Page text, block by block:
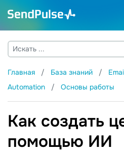
Главная База знаний
Automation
Основы работы
Как создать
помощью ИИ